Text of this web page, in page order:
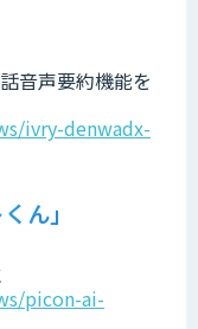
音声要約機能を
ivry-denwadx-
ん」
picon-ai-